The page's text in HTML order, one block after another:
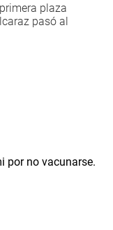
plaza
pasó al